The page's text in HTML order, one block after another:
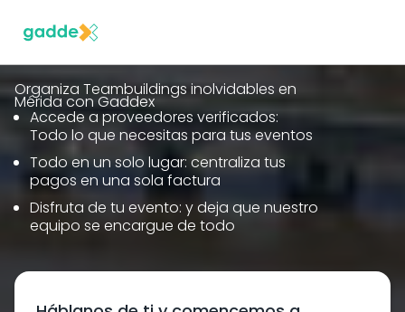
Organiza Teambuildings inolvidables en
Mérida con Gaddex
Accede a proveedores verificados:
Todo lo que necesitas para tus eventos
Todo en un solo lugar: centraliza tus
pagos en una sola factura
Disfruta de tu evento: y deja que nuestro
equipo se encargue de todo